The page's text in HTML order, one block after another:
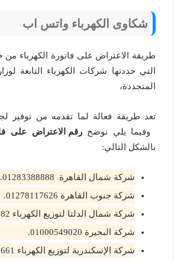
شكاوى الكهرباء واتس اب
طريقة الاعتراض على فاتورة الكهرباء من
التي حددتها شركات الكهرباء التابعة
المتجددة،
تعد طريقة فعالة لما تقدمه من توفير
وفيما يلي نوضحرقم الاعتراض على
بالشكل التالي:
شركة شمال القاهرة 01283388888.
شركة جنوب القاهرة 01278117626.
شركة شمال الدلتا لتوزيع الكهرباء 01097217682 .
شركة البحيرة 01000549020.
شركة الإسكندرية لتوزيع الكهرباء 01289533661